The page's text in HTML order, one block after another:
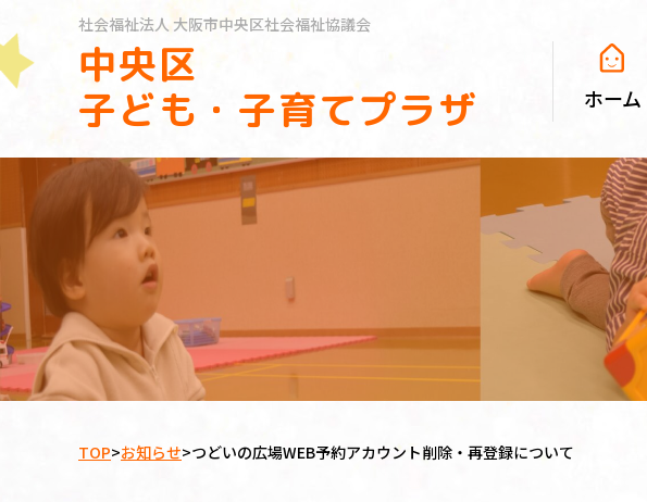
社会福祉法人大阪市中央区社会福祉協議会
中央区
子ども・子育てプラザ
ホーム
TOP>お知らせ>つどいの広場WEB予約アカウント削除・再登録について